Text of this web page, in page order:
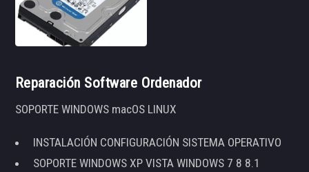
Reparación Software Ordenador
SOPORTE WINDOWS macOS LINUX
INSTALACIÓN CONFIGURACIÓN SISTEMA OPERATIVO
SOPORTE WINDOWS XP VISTA WINDOWS 7 8 8.1